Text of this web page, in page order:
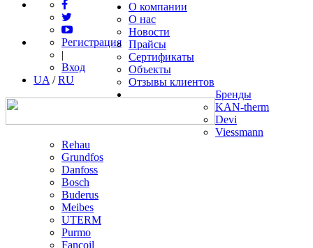
Регистрация
|
Вход
UA /RU
О компании
О нас
Новости
Прайсы
Сертификаты
Объекты
Отзывы клиентов
Бренды
KAN-therm
Devi
Viessmann
Rehau
Grundfos
Danfoss
Bosch
Buderus
Meibes
UTERM
Purmo
Fancoil